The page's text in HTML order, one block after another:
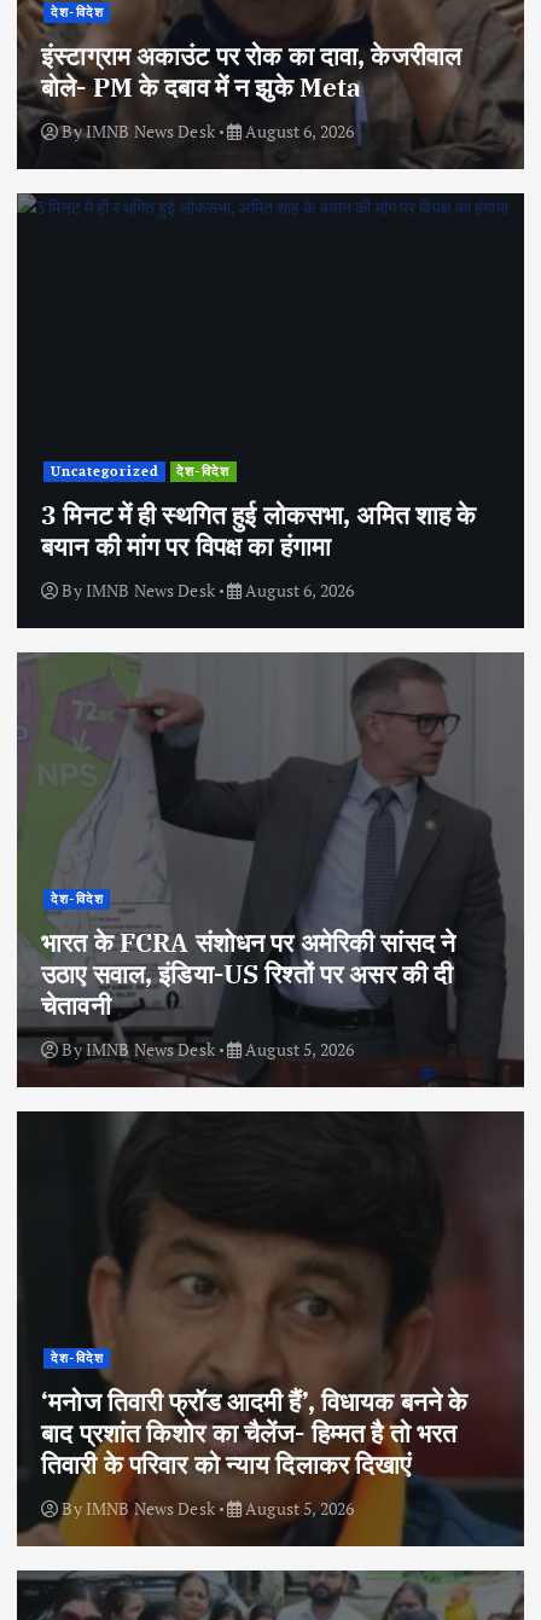
देश-विदेश
इंस्टाग्राम अकाउंट पर रोक का दावा, केजरीवाल
बोले- PM के दबाव में न झुके Meta
ByIMNB News Desk August 6, 2026
Uncategorized देश-विदेश
3 मिनट में ही स्थगित हुई लोकसभा, अमित शाह के
बयान की मांग पर विपक्ष का हंगामा
By IMNB News Desk August 6, 2026
देश-विदेश
भारत के FCRA संशोधन पर अमेरिकी सांसद ने
उठाए सवाल, इंडिया-US रिश्तों पर असर की दी
चेतावनी
ByIMNB News Desk August 5, 2026
देश-विदेश
‘मनोज तिवारी फ्रॉड आदमी हैं’, विधायक बनने के
बाद प्रशांत किशोर का चैलेंज- हिम्मत है तो भरत
तिवारी के परिवार को न्याय दिलाकर दिखाएं
By IMNB News Desk August 5, 2026